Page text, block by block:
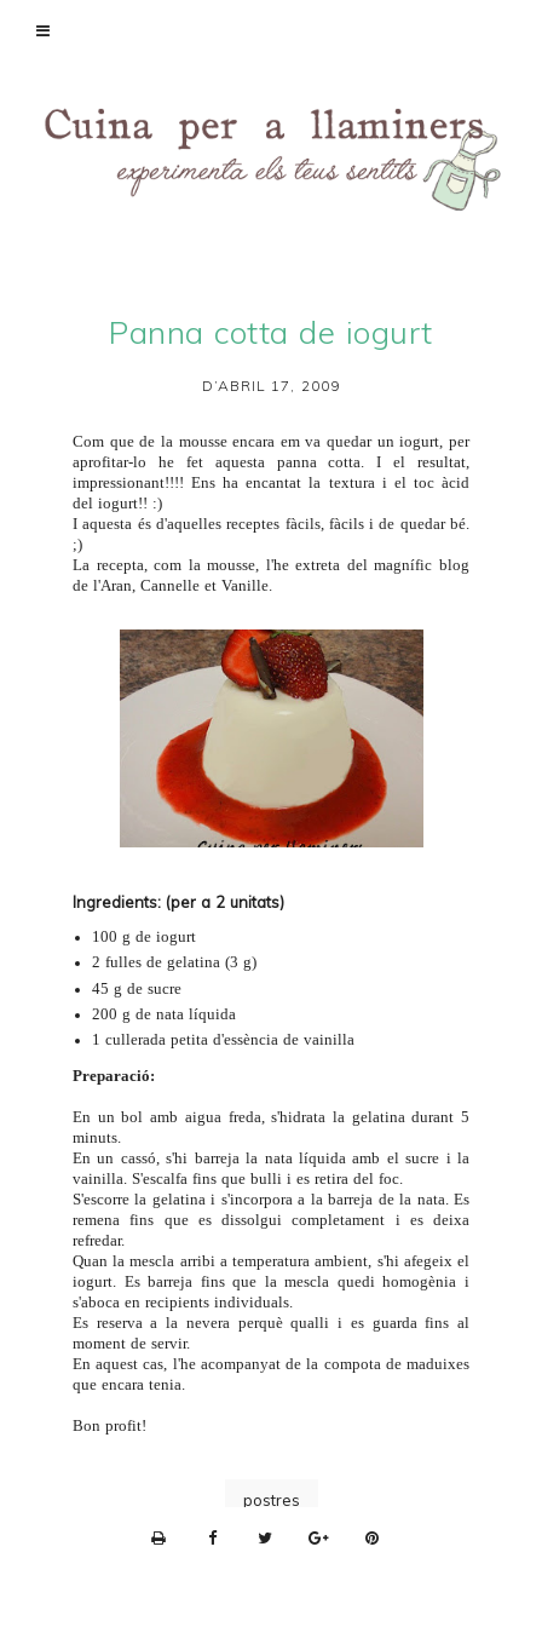
Panna cotta de iogurt
D’ABRIL 17, 2009
Com que de la mousseencara em va quedar un iogurt, per
aprofitar-lo he fet aquesta panna cotta. I el resultat,
impressionant!!!! Ens ha encantat la textura i el toc àcid
del iogurt!! :)
I aquesta és d'aquelles receptes fàcils, fàcils i de quedar bé.
;)
La recepta, com la mousse, l'he extreta del magnífic blog
de l'Aran, Cannelle et Vanille
Ingredients: (per a 2 unitats)
100 g de iogurt
2 fulles de gelatina (3 g)
45 g de sucre
200 g de nata líquida
1 cullerada petita d'essència de vainilla
Preparació:
En un bol amb aigua freda, s'hidrata la gelatina durant 5
minuts.
En un cassó, s'hi barreja la nata líquida amb el sucre i la
vainilla. S'escalfa fins que bulli i es retira del foc.
S'escorre la gelatina i s'incorpora a la barreja de la nata. Es
remena fins que es dissolgui completament i es deixa
refredar.
Quan la mescla arribi a temperatura ambient, s'hi afegeix el
iogurt. Es barreja fins que la mescla quedi homogènia i
s'aboca en recipients individuals.
Es reserva a la nevera perquè qualli i es guarda fins al
moment de servir.
En aquest cas, l'he acompanyat de la compota de maduixes
que encara tenia.
Bon profit!
postres